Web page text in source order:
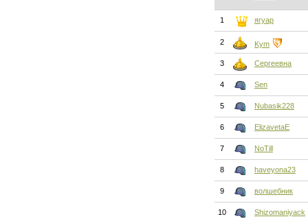
1 ягуар
2 Kym
3 Сергеевна
4 Sen
5 Nubasik228
6 ElizavetaE
7 NoTill
8 haveyona23
9 волшебник
10 Shizomaniyack